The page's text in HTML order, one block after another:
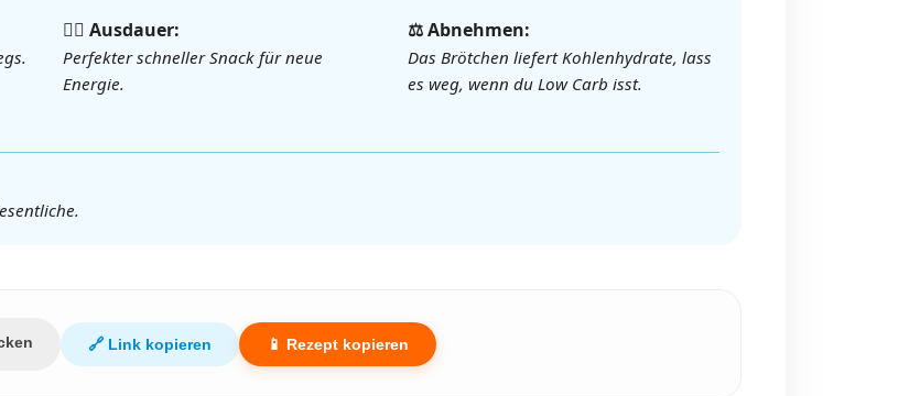
🏃‍♀️ Ausdauer:
Perfekter schneller Snack für neue
Energie.
⚖️ Abnehmen:
Das Brötchen liefert Kohlenhydrate, lass
es weg, wenn du Low Carb isst.
🔗 Link kopieren 📱 Rezept kopieren